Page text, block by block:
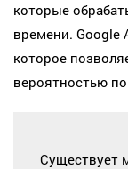
которые
времени. Google
которое
вероятностью
Существует